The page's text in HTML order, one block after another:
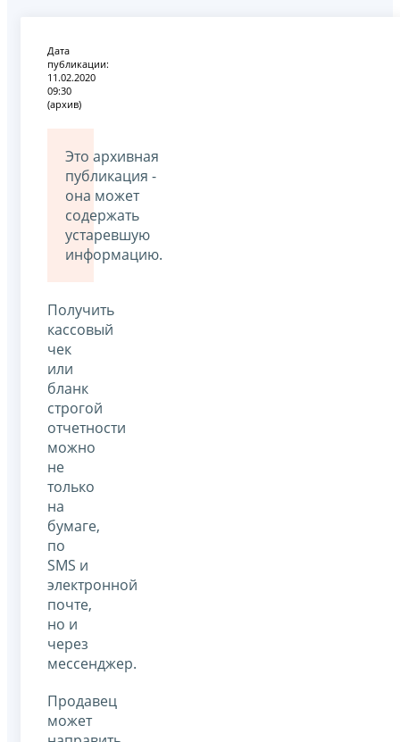
Дата
публикации:
11.02.2020
09:30
(архив)
Это архивная
публикация -
она может
содержать
устаревшую
информацию.
Получить
кассовый
чек
или
бланк
строгой
отчетности
можно
не
только
на
бумаге,
по
SMS и
электронной
почте,
но и
через
мессенджер.
Продавец
может